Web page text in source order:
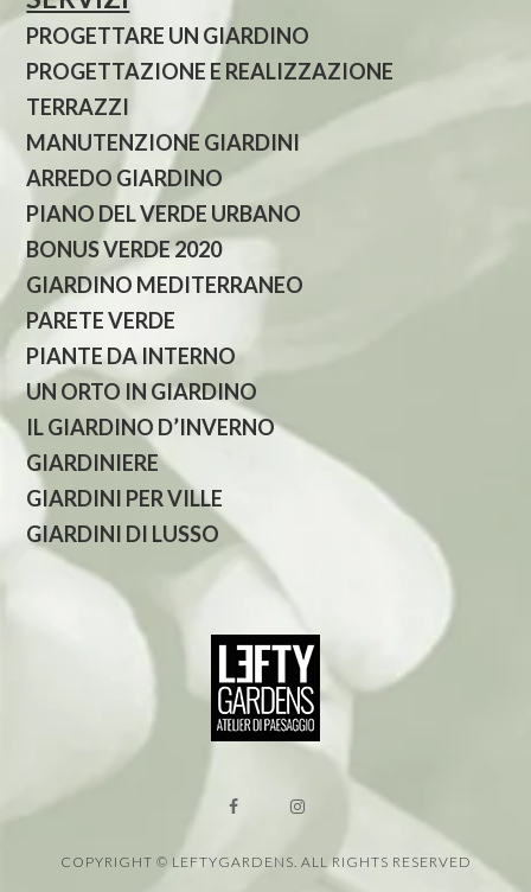
PROGETTARE UN GIARDINO
PROGETTAZIONE E REALIZZAZIONE
TERRAZZI
MANUTENZIONE GIARDINI
ARREDO GIARDINO
PIANO DEL VERDE URBANO
BONUS VERDE 2020
GIARDINO MEDITERRANEO
PARETE VERDE
PIANTE DA INTERNO
UN ORTO IN GIARDINO
IL GIARDINO D’INVERNO
GIARDINIERE
GIARDINI PER VILLE
GIARDINI DI LUSSO
COPYRIGHT © LEFTYGARDENS. ALL RIGHTS RESERVED